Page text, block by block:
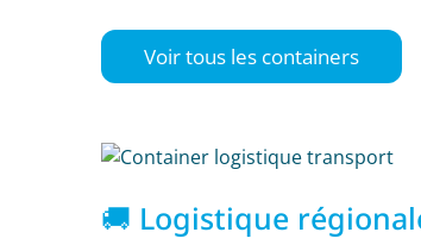
Voir tous les containers
🚚 Logistique